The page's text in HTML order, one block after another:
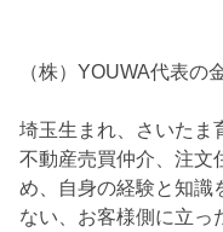
（株）YOUWA代表の
埼玉生まれ、さいたま
不動産売買仲介、注文
め、自身の経験と知識
ない、お客様側に立っ